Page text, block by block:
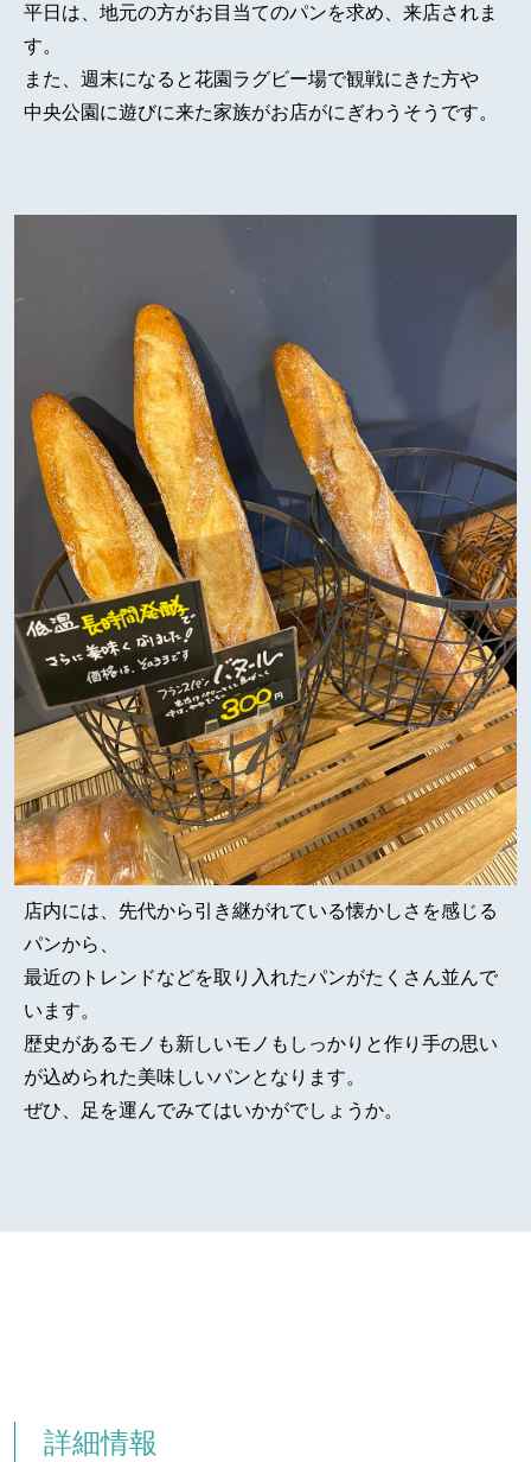
平日は、地元の方がお目当てのパンを求め、来店されま
す。
また、週末になると花園ラグビー場で観戦にきた方や
中央公園に遊びに来た家族がお店がにぎわうそうです。
店内には、先代から引き継がれている懐かしさを感じる
パンから、
最近のトレンドなどを取り入れたパンがたくさん並んで
います。
歴史があるモノも新しいモノもしっかりと作り手の思い
が込められた美味しいパンとなります。
ぜひ、足を運んでみてはいかがでしょうか。
詳細情報